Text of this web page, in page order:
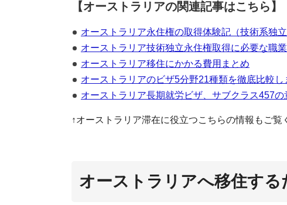
オー
【オーストラリアの関連記事はこちら】
オーストラリア永住権の取得体験記（技術系独立
オーストラリア技術独立永住権取得に必要な職
オーストラリア移住にかかる費用まとめ
オーストラリアのビザ5分野21種類を徹底比較し
オーストラリア長期就労ビザ、サブクラス457の
↑オーストラリア滞在に役立つこちらの情報もご覧
オーストラリアへ移住する